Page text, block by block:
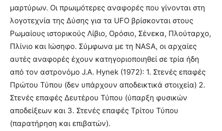
μαρτύρων. Οι πρωιμότερες αναφορές που γίνονται στη
λογοτεχνία της Δύσης για τα UFO βρίσκονται στους
Ρωμαίους ιστορικούς Λίβιο, Ορόσιο, Σένεκα, Πλούταρχο,
Πλίνιο και Ιώσηφο. Σύμφωνα με τη NASA, οι αρχαίες
αυτές αναφορές έχουν κατηγοριοποιηθεί σε τρία ήδη
από τον αστρονόμο J.A. Hynek (1972): 1. Στενές επαφές
Πρώτου Τύπου (δεν υπάρχουν αποδεικτικά στοιχεία) 2.
Στενές επαφές Δευτέρου Τύπου (ύπαρξη φυσικών
αποδείξεων και 3. Στενές επαφές Τρίτου Τύπου
(παρατήρηση και επιβατών).